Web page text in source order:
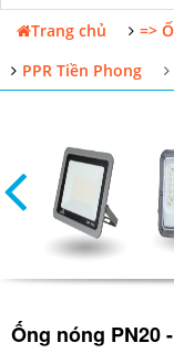
Trang chủ
=>
PPR Tiền Phong
Ống nóng PN20